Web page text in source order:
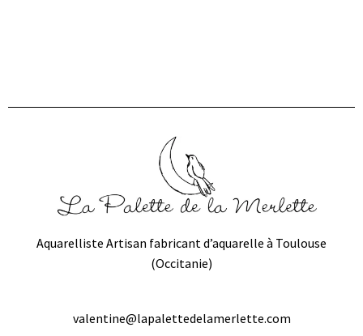
Aquarelliste Artisan fabricant d’aquarelle à Toulouse
(Occitanie)
valentine@lapalettedelamerlette.com